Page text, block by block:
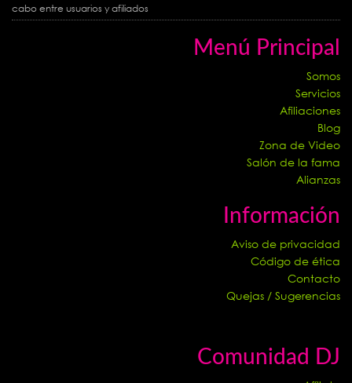
cabo entre usuarios y afiliados
Menú Principal
Somos
Servicios
Afiliaciones
Blog
Zona de Video
Salón de la fama
Alianzas
Información
Aviso de privacidad
Código de ética
Contacto
Quejas / Sugerencias
Comunidad DJ